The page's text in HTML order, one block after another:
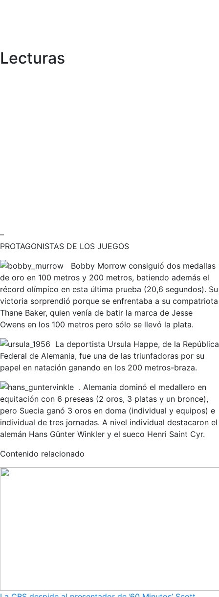
Lecturas
–
PROTAGONISTAS DE LOS JUEGOS
Bobby Morrow consiguió dos medallas
de oro en 100 metros y 200 metros, batiendo además el
récord olímpico en esta última prueba (20,6 segundos). Su
victoria sorprendió porque se enfrentaba a su compatriota
Thane Baker, quien venía de batir la marca de Jesse
Owens en los 100 metros pero sólo se llevó la plata.
La deportista Ursula Happe, de la República
Federal de Alemania, fue una de las triunfadoras por su
papel en natación ganando en los 200 metros-braza.
. Alemania dominó el medallero en
equitación con 6 preseas (2 oros, 3 platas y un bronce),
pero Suecia ganó 3 oros en doma (individual y equipos) e
individual de tres jornadas. A nivel individual destacaron el
alemán Hans Günter Winkler y el sueco Henri Saint Cyr.
Contenido relacionado